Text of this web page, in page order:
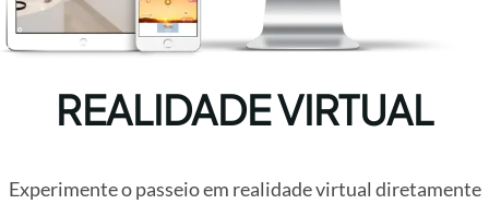
REALIDADE VIRTUAL
Experimente o passeio em realidade virtual diretamente